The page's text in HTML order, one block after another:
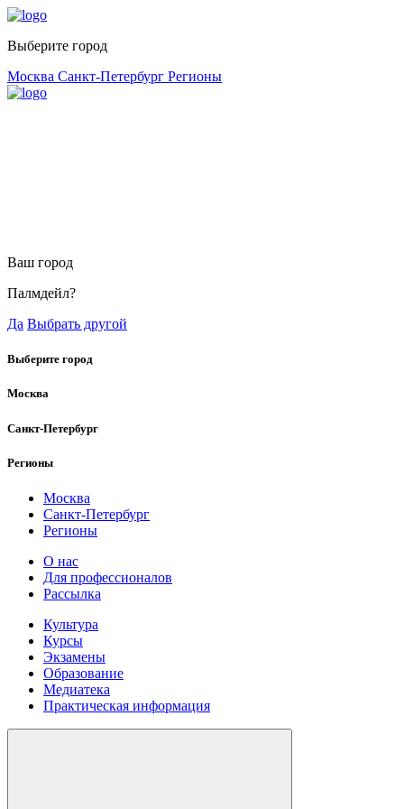
Выберите город
Москва Санкт-Петербург Регионы
Ваш город
Палмдейл?
Да Выбрать другой
Выберите город
Москва
Санкт-Петербург
Регионы
Москва
Санкт-Петербург
Регионы
О нас
Для профессионалов
Рассылка
Культура
Курсы
Экзамены
Образование
Медиатека
Практическая информация